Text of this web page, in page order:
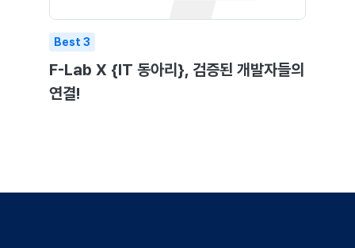
Best 3
F-Lab X {IT 동아리}, 검증된 개발자들의
연결!